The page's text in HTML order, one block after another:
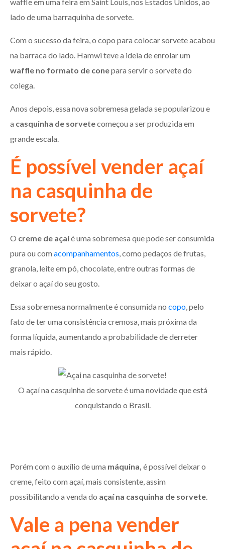
lado de uma barraquinha de sorvete.
Com o sucesso da feira, o copo para colocar sorvete acabou
na barraca do lado. Hamwi teve a ideia de enrolar um
waffle no formato de conepara servir o sorvete do
colega.
Anos depois, essa nova sobremesa gelada se popularizou e
a casquinha de sorvetecomeçou a ser produzida em
grande escala.
É possível vender açaí
na casquinha de
sorvete?
O creme de açaíé uma sobremesa que pode ser consumida
pura ou com acompanhamentos , como pedaços de frutas,
granola, leite em pó, chocolate, entre outras formas de
deixar o açaí do seu gosto.
Essa sobremesa normalmente é consumida no copo , pelo
fato de ter uma consistência cremosa, mais próxima da
forma líquida, aumentando a probabilidade de derreter
mais rápido.
O açaí na casquinha de sorvete é uma novidade que está
conquistando o Brasil.
Porém com o auxílio de uma máquina, é possível deixar o
creme, feito com açaí, mais consistente, assim
possibilitando a venda do açaí na casquinha de sorvete
Vale a pena vender